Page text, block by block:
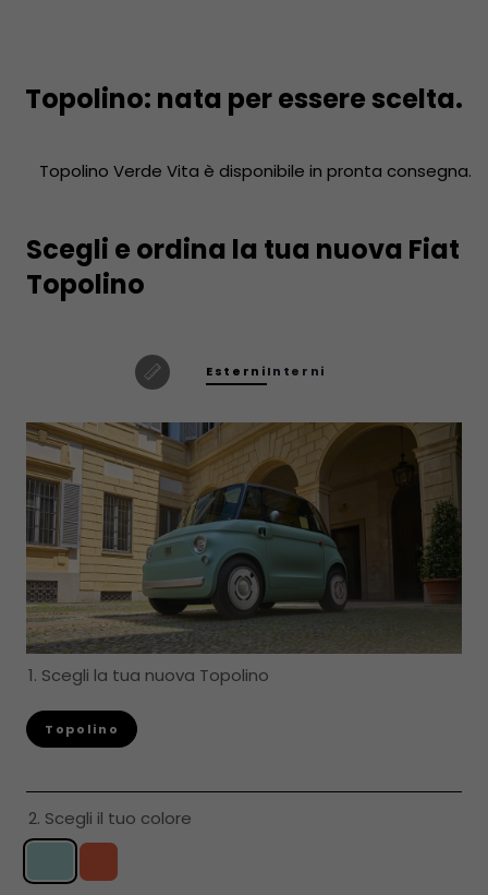
Topolino: nata per essere scelta.
Topolino Verde Vita è disponibile in pronta consegna.
Scegli e ordina la tua nuova Fiat
Topolino
EsterniInterni
1. Scegli la tua nuova Topolino
Topolino
2. Scegli il tuo colore